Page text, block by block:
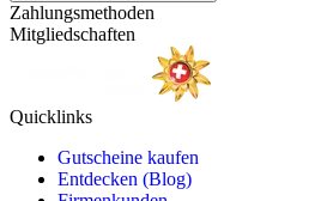
Zahlungsmethoden
Mitgliedschaften
Quicklinks
Gutscheine kaufen
Entdecken (Blog)